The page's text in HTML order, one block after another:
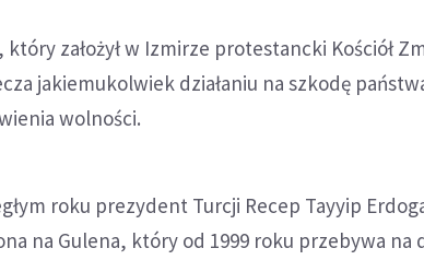
który założył w Izmirze protestancki Kościół
jakiemukolwiek działaniu na szkodę
wolności.
roku prezydent Turcji Recep Tayyip
na Gulena, który od 1999 roku przebywa